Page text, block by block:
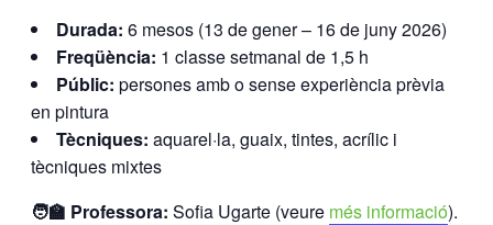
Durada: 6 mesos (13 de gener – 16 de juny 2026)
Freqüència: 1 classe setmanal de 1,5 h
Públic: persones amb o sense experiència prèvia
en pintura
Tècniques: aquarel·la, guaix, tintes, acrílic i
tècniques mixtes
🧑‍🏫 Professora: Sofia Ugarte (veure més informació).